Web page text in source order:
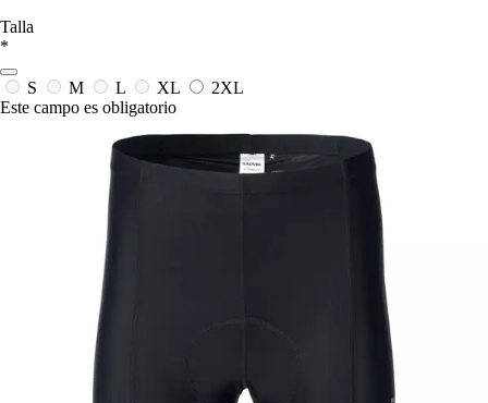
Talla
*
S M L XL
2XL
Este campo es obligatorio